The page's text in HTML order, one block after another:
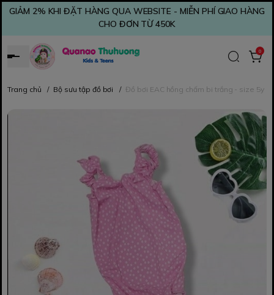
GIẢM 2% KHI ĐẶT HÀNG QUA WEBSITE - MIỄN PHÍ GIAO HÀNG
CHO ĐƠN TỪ 450K
0
Trang chủ / Bộ sưu tập đồ bơi / Đồ bơi EAC hồng chấm bi trắng - size 5y